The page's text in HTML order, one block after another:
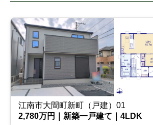
江南市大間町新町（戸建）01
2,780万円｜新築一戸建て｜4LDK